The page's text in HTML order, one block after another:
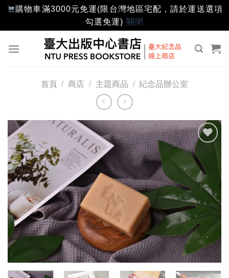
購物車滿3000元免運(限台灣地區宅配，請於運送選項
勾選免運) 關閉
首頁 / 商店 / 主題商品 / 紀念品辦公室
「願
望輕
單」